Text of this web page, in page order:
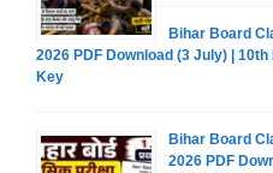
Bihar Board
2026 PDF Download (3 July) |
Key
Bihar Board
2026 PDF